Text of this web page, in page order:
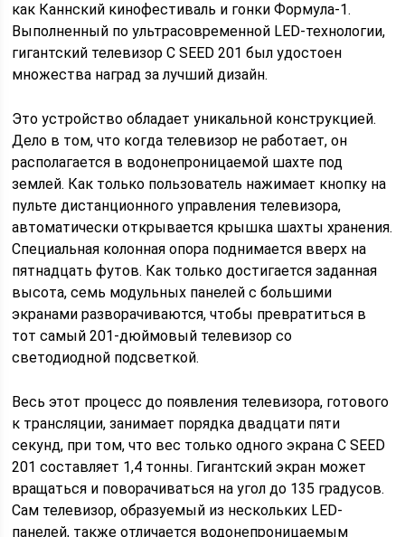
как Каннский кинофестиваль и гонки Формула-1.
Выполненный по ультрасовременной LED-технологии,
гигантский телевизор C SEED 201 был удостоен
множества наград за лучший дизайн.
Это устройство обладает уникальной конструкцией.
Дело в том, что когда телевизор не работает, он
располагается в водонепроницаемой шахте под
землей. Как только пользователь нажимает кнопку на
пульте дистанционного управления телевизора,
автоматически открывается крышка шахты хранения.
Специальная колонная опора поднимается вверх на
пятнадцать футов. Как только достигается заданная
высота, семь модульных панелей с большими
экранами разворачиваются, чтобы превратиться в
тот самый 201-дюймовый телевизор со
светодиодной подсветкой.
Весь этот процесс до появления телевизора, готового
к трансляции, занимает порядка двадцати пяти
секунд, при том, что вес только одного экрана C SEED
201 составляет 1,4 тонны. Гигантский экран может
вращаться и поворачиваться на угол до 135 градусов.
Сам телевизор, образуемый из нескольких LED-
панелей, также отличается водонепроницаемым